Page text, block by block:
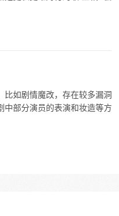
比如剧情魔改，存在较多漏洞
中部分演员的表演和妆造等方